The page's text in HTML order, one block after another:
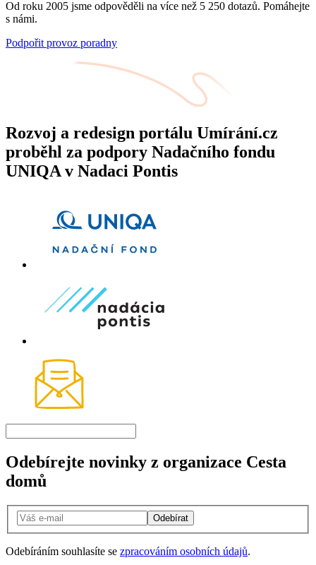
Od roku 2005 jsme odpověděli na více než 5 250 dotazů. Pomáhejte
s námi.
Podpořit provoz poradny
Rozvoj a redesign portálu Umírání.cz
proběhl za podpory Nadačního fondu
UNIQA v Nadaci Pontis
Odebírejte novinky z organizace Cesta
domů
Odebírat
Odebíráním souhlasíte se zpracováním osobních údajů.